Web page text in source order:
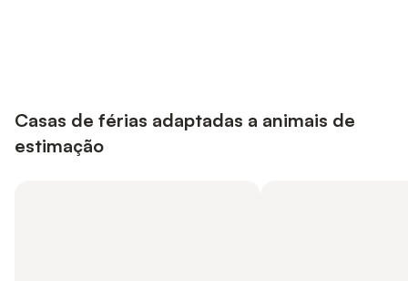
Casas de férias adaptadas a animais de
estimação